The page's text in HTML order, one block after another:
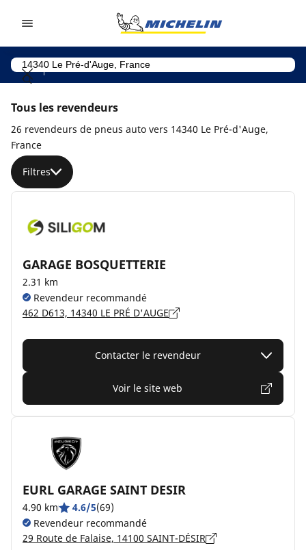
Tous les revendeurs
26 revendeurs de pneus auto vers 14340 Le Pré-d'Auge,
France
Filtres
GARAGE BOSQUETTERIE
2.31 km
Revendeur recommandé
462 D613, 14340 LE PRÉ D'AUGE
Contacter le revendeur
Voir le site web
EURL GARAGE SAINT DESIR
4.90 km 4.6/5(69)
Revendeur recommandé
29 Route de Falaise, 14100 SAINT-DÉSIR